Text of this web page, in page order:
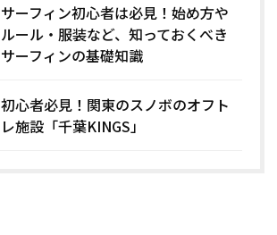
サーフィン初心者は必見！始め方や
ルール・服装など、知っておくべき
サーフィンの基礎知識
初心者必見！関東のスノボのオフト
レ施設「千葉KINGS」